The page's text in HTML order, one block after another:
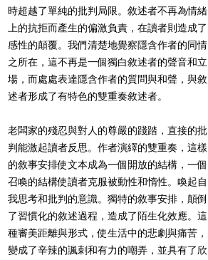
時超越了單純的批判局限。敘述者不再為情緒
上的抗拒而產生的偏激負責，在讀者則造成了
感性的顛覆。我們清楚地覺察隱含作者的同情
之所在，這不再是一個獨白敘述者的聲音和立
場，而處處表達隱含作者的質問與和聲，與敘
述者形成了有特色的雙重奏敘述者。
老闆家的殘忍與對人的尊嚴的踐踏，直接的批
判能激起讀者反思。作者演繹的雙重奏，這樣
的敘事安排使文本成為一個開放的結構，一個
召喚的結構使讀者克服被動性和惰性。喚起自
我思考和批判的意識。獨特的敘事安排，顛倒
了習慣化的敘述過程，造成了陌生化效應。這
種審美距離與形式，使生活中的悲劇與痛苦，
變成了辛辣的諷刺和有力的嘲弄，並具有了欣